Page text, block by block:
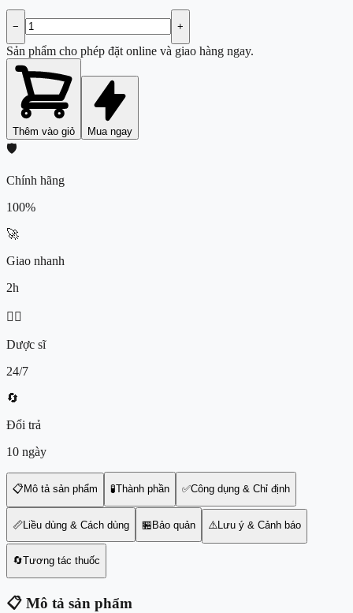
− +
Sản phẩm cho phép đặt online và giao hàng ngay.
Thêm vào giỏ Mua ngay
🛡️
Chính hãng
100%
🚀
Giao nhanh
2h
👨‍⚕️
Dược sĩ
24/7
🔄
Đổi trả
10 ngày
📋 Mô tả sản phẩm 🧪Thành phần ✅Công dụng & Chỉ định
📏 Liều dùng & Cách dùng 🏪 Bảo quản ⚠️ Lưu ý & Cảnh báo
🔄Tương tác thuốc
📋 Mô tả sản phẩm